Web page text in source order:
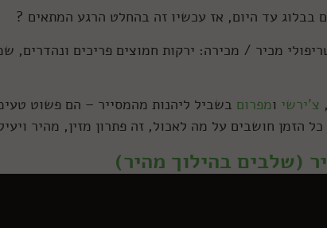
בבלוג עד היום, אז עכשיו זה בהחלט הרגע המתאים ?
מכיר / מכירה: ירקות חמוצים פריכים ונהדרים,
, צ'ירשי ומפרום בשביל ליהנות מהמסייר – הם פשוט
הזמן חושבים על מה לאכול, זה פתרון מזין, מהיר
(שלבים בהילוך מהיר)